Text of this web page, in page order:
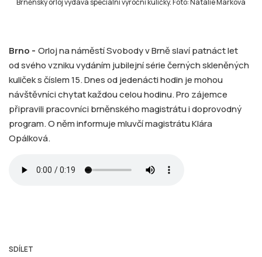
Brno - Orloj na náměstí Svobody v Brně slaví patnáct let
od svého vzniku vydáním jubilejní série černých skleněných
kuliček s číslem 15. Dnes od jedenácti hodin je mohou
návštěvníci chytat každou celou hodinu. Pro zájemce
připravili pracovníci brněnského magistrátu i doprovodný
program. O něm informuje mluvčí magistrátu Klára
Opálková.
SDÍLET